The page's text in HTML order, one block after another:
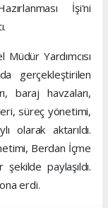
İşi'ni
Müdür Yardımcısı
gerçekleştirilen
baraj havzaları,
süreç yönetimi,
olarak aktarıldı.
Berdan İçme
paylaşıldı.
erdi.